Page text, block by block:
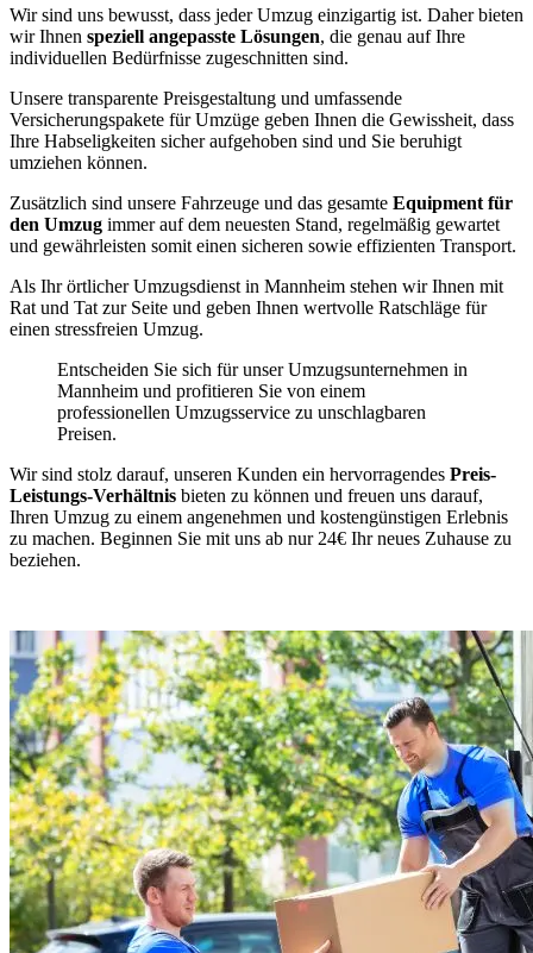
Wir sind uns bewusst, dass jeder Umzug einzigartig ist. Daher bieten
wir Ihnen speziell angepasste Lösungen, die genau auf Ihre
individuellen Bedürfnisse zugeschnitten sind.
Unsere transparente Preisgestaltung und umfassende
Versicherungspakete für Umzüge geben Ihnen die Gewissheit, dass
Ihre Habseligkeiten sicher aufgehoben sind und Sie beruhigt
umziehen können.
Zusätzlich sind unsere Fahrzeuge und das gesamte Equipment für
den Umzug immer auf dem neuesten Stand, regelmäßig gewartet
und gewährleisten somit einen sicheren sowie effizienten Transport.
Als Ihr örtlicher Umzugsdienst in Mannheim stehen wir Ihnen mit
Rat und Tat zur Seite und geben Ihnen wertvolle Ratschläge für
einen stressfreien Umzug.
Entscheiden Sie sich für unser Umzugsunternehmen in
Mannheim und profitieren Sie von einem
professionellen Umzugsservice zu unschlagbaren
Preisen.
Wir sind stolz darauf, unseren Kunden ein hervorragendes Preis-
Leistungs-Verhältnis bieten zu können und freuen uns darauf,
Ihren Umzug zu einem angenehmen und kostengünstigen Erlebnis
zu machen. Beginnen Sie mit uns ab nur 24€ Ihr neues Zuhause zu
beziehen.